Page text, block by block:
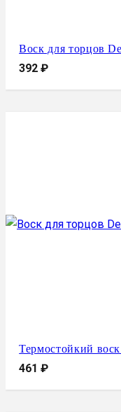
Воск для торцов
392₽
Термостойкий
461₽